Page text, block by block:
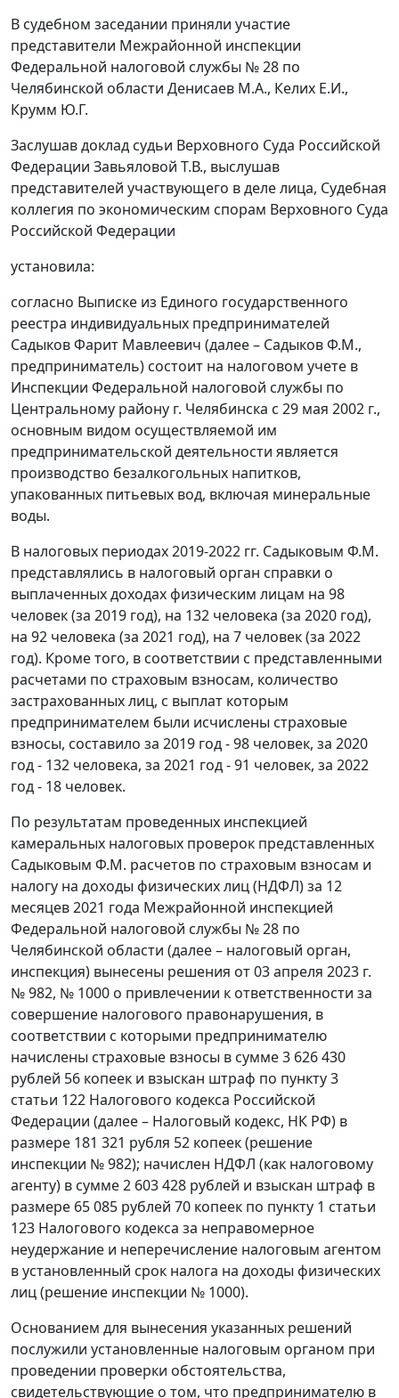
В судебном заседании приняли участие
представители Межрайонной инспекции
Федеральной налоговой службы № 28 по
Челябинской области Денисаев М.А., Келих Е.И.,
Крумм Ю.Г.
Заслушав доклад судьи Верховного Суда Российской
Федерации Завьяловой Т.В., выслушав
представителей участвующего в деле лица, Судебная
коллегия по экономическим спорам Верховного Суда
Российской Федерации
установила:
согласно Выписке из Единого государственного
реестра индивидуальных предпринимателей
Садыков Фарит Мавлеевич (далее – Садыков Ф.М.,
предприниматель) состоит на налоговом учете в
Инспекции Федеральной налоговой службы по
Центральному району г. Челябинска с 29 мая 2002 г.,
основным видом осуществляемой им
предпринимательской деятельности является
производство безалкогольных напитков,
упакованных питьевых вод, включая минеральные
воды.
В налоговых периодах 2019-2022 гг. Садыковым Ф.М.
представлялись в налоговый орган справки о
выплаченных доходах физическим лицам на 98
человек (за 2019 год), на 132 человека (за 2020 год),
на 92 человека (за 2021 год), на 7 человек (за 2022
год). Кроме того, в соответствии с представленными
расчетами по страховым взносам, количество
застрахованных лиц, с выплат которым
предпринимателем были исчислены страховые
взносы, составило за 2019 год - 98 человек, за 2020
год - 132 человека, за 2021 год - 91 человек, за 2022
год - 18 человек.
По результатам проведенных инспекцией
камеральных налоговых проверок представленных
Садыковым Ф.М. расчетов по страховым взносам и
налогу на доходы физических лиц (НДФЛ) за 12
месяцев 2021 года Межрайонной инспекцией
Федеральной налоговой службы № 28 по
Челябинской области (далее – налоговый орган,
инспекция) вынесены решения от 03 апреля 2023 г.
№ 982, № 1000 о привлечении к ответственности за
совершение налогового правонарушения, в
соответствии с которыми предпринимателю
начислены страховые взносы в сумме 3 626 430
рублей 56 копеек и взыскан штраф по пункту 3
статьи 122 Налогового кодекса Российской
Федерации (далее – Налоговый кодекс, НК РФ) в
размере 181 321 рубля 52 копеек (решение
инспекции № 982); начислен НДФЛ (как налоговому
агенту) в сумме 2 603 428 рублей и взыскан штраф в
размере 65 085 рублей 70 копеек по пункту 1 статьи
123 Налогового кодекса за неправомерное
неудержание и неперечисление налоговым агентом
в установленный срок налога на доходы физических
лиц (решение инспекции № 1000).
Основанием для вынесения указанных решений
послужили установленные налоговым органом при
проведении проверки обстоятельства,
свидетельствующие о том, что предпринимателю в